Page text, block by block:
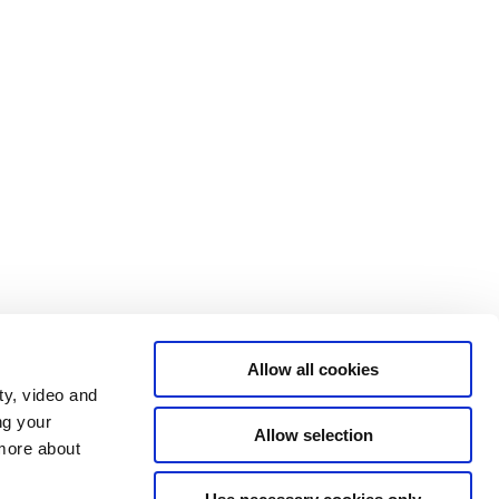
video and
your
about
Allow all cookies
Allow selection
Statsministeriet på X
Regeringen.dk
Rigsombudsmanden på Færøerne